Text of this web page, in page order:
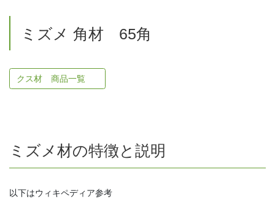
ミズメ 角材 65角
クス材 商品一覧
ミズメ材の特徴と説明
以下はウィキペディア参考